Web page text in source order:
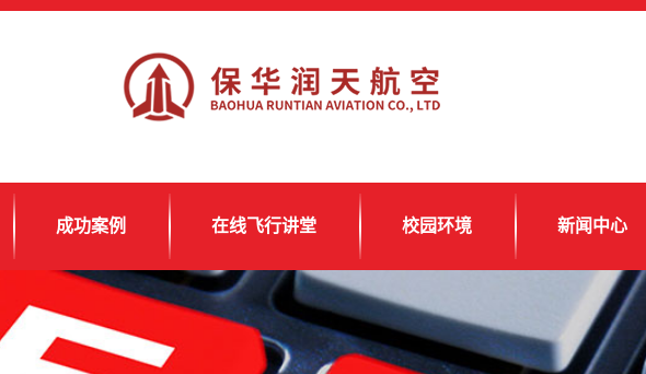
成功案例 在线飞行讲堂 校园环境 新闻中心